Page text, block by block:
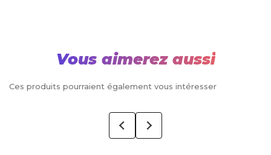
Vous aimerez aussi
Ces produits pourraient également vous intéresser